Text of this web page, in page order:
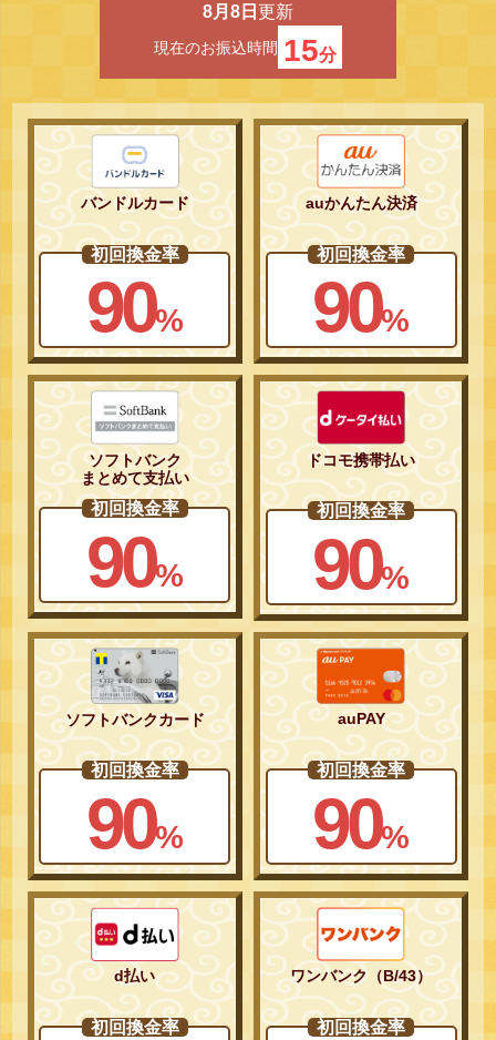
8月8日 更新
現在のお振込時間 15分
バンドルカード
初回換金率
90%
auかんたん決済
初回換金率
90%
ソフトバンク
まとめて支払い
初回換金率
90%
ドコモ携帯払い
初回換金率
90%
ソフトバンクカード
初回換金率
90%
auPAY
初回換金率
90%
d払い
初回換金率
ワンバンク（B/43）
初回換金率